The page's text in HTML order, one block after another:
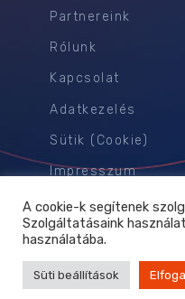
Partnereink
Rólunk
Kapcsolat
Adatkezelés
Sütik (Cookie)
Impresszum
Dlabs Kft. Székhely: 1064
A cookie-k segítenek
Szolgáltatásaink
használatába.
Süti beállítások